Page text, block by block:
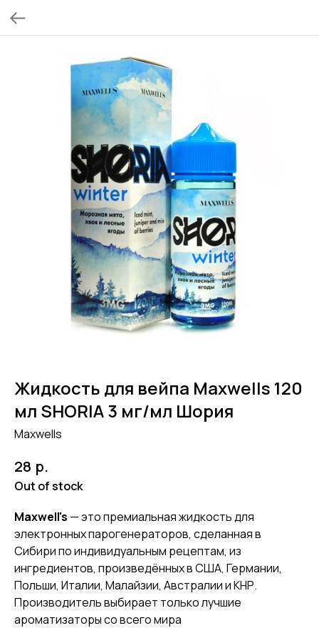
Жидкость для вейпа Maxwells 120
мл SHORIA 3 мг/мл Шория
Maxwells
28 р.
Out of stock
Maxwell's — это премиальная жидкость для
электронных парогенераторов, сделанная в
Сибири по индивидуальным рецептам, из
ингредиентов, произведённых в США, Германии,
Польши, Италии, Малайзии, Австралии и КНР.
Производитель выбирает только лучшие
ароматизаторы со всего мира